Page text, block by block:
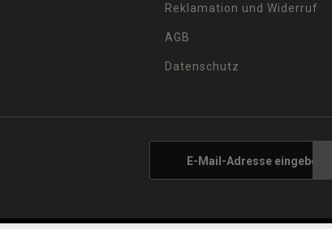
Reklamation und Widerruf
AGB
Datenschutz